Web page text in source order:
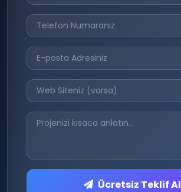
Ücretsiz Teklif Al